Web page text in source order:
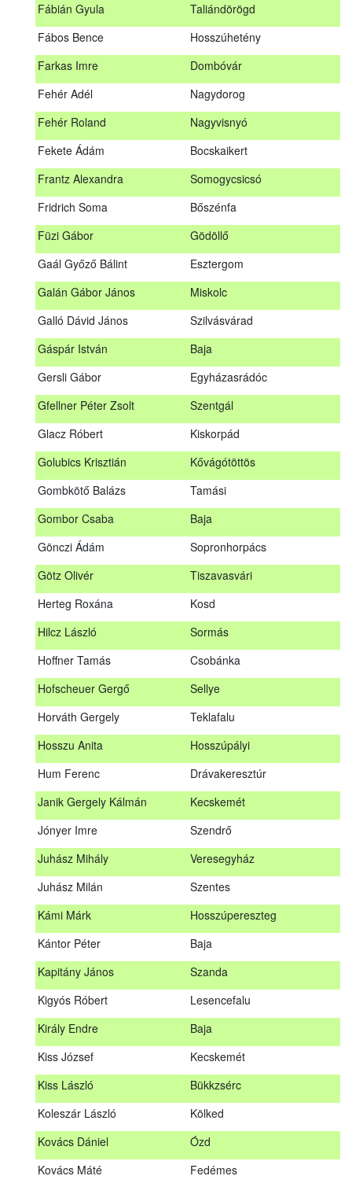
Fábián Gyula
Taliándörögd
Fábos Bence
Hosszúhetény
Farkas Imre
Dombóvár
Fehér Adél
Nagydorog
Fehér Roland
Nagyvisnyó
Fekete Ádám
Bocskaikert
Frantz Alexandra
Somogycsicsó
Fridrich Soma
Bőszénfa
Füzi Gábor
Gödöllő
Gaál Győző Bálint
Esztergom
Galán Gábor János
Miskolc
Galló Dávid János
Szilvásvárad
Gáspár István
Baja
Gersli Gábor
Egyházasrádóc
Gfellner Péter Zsolt
Szentgál
Glacz Róbert
Kiskorpád
Golubics Krisztián
Kővágótöttös
Gombkötő Balázs
Tamási
Gombor Csaba
Baja
Gönczi Ádám
Sopronhorpács
Götz Olivér
Tiszavasvári
Herteg Roxána
Kosd
Hilcz László
Sormás
Hoffner Tamás
Csobánka
Hofscheuer Gergő
Sellye
Horváth Gergely
Teklafalu
Hosszu Anita
Hosszúpályi
Hum Ferenc
Drávakeresztúr
Janik Gergely Kálmán
Kecskemét
Jónyer Imre
Szendrő
Juhász Mihály
Veresegyház
Juhász Milán
Szentes
Kámi Márk
Hosszúpereszteg
Kántor Péter
Baja
Kapitány János
Szanda
Kigyós Róbert
Lesencefalu
Király Endre
Baja
Kiss József
Kecskemét
Kiss László
Bükkzsérc
Koleszár László
Kölked
Kovács Dániel
Ózd
Kovács Máté
Fedémes
Csók Péter
Budapest 16. ker.
Daraboshegy
Erdőhorváti
Taliándörögd
Dombóvár
Fekete Ádám
Bocskaikert
Gaál Győző Bálint
Esztergom
Miskolc
Szilvásvárad
Egyházasrádóc
Kiskorpád
Kővágótöttös
Gombor Csaba
Kosd
Csobánka
Horváth Gergely
Hosszu Anita
Drávakeresztúr
Szendrő
Veresegyház
Juhász Milán
Kámi Márk
Kántor Péter
Baja